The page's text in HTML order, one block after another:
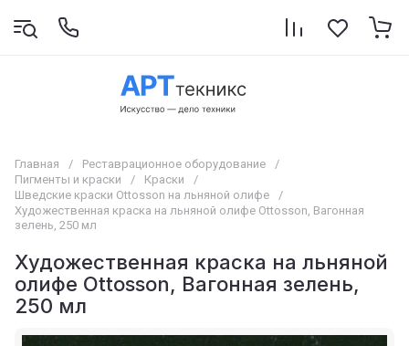
Главная / Реставрационное оборудование
/
Пигменты и краски
/ Краски
/
Шведские краски Ottosson на льняной олифе
/
Художественная краска на льняной олифе Ottosson, Вагонная
зелень, 250 мл
Художественная краска на льняной
олифе Ottosson, Вагонная зелень,
250 мл